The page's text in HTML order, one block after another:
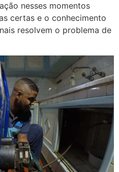
nesses momentos
certas e o conhecimento
resolvem o problema de